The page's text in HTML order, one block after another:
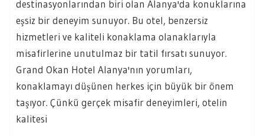
destinasyonlarından biri olan Alanya'da konuklarına
eşsiz bir deneyim sunuyor. Bu otel, benzersiz
hizmetleri ve kaliteli konaklama olanaklarıyla
misafirlerine unutulmaz bir tatil fırsatı sunuyor.
Grand Okan Hotel Alanya'nın yorumları,
konaklamayı düşünen herkes için büyük bir önem
taşıyor. Çünkü gerçek misafir deneyimleri, otelin
kalitesi